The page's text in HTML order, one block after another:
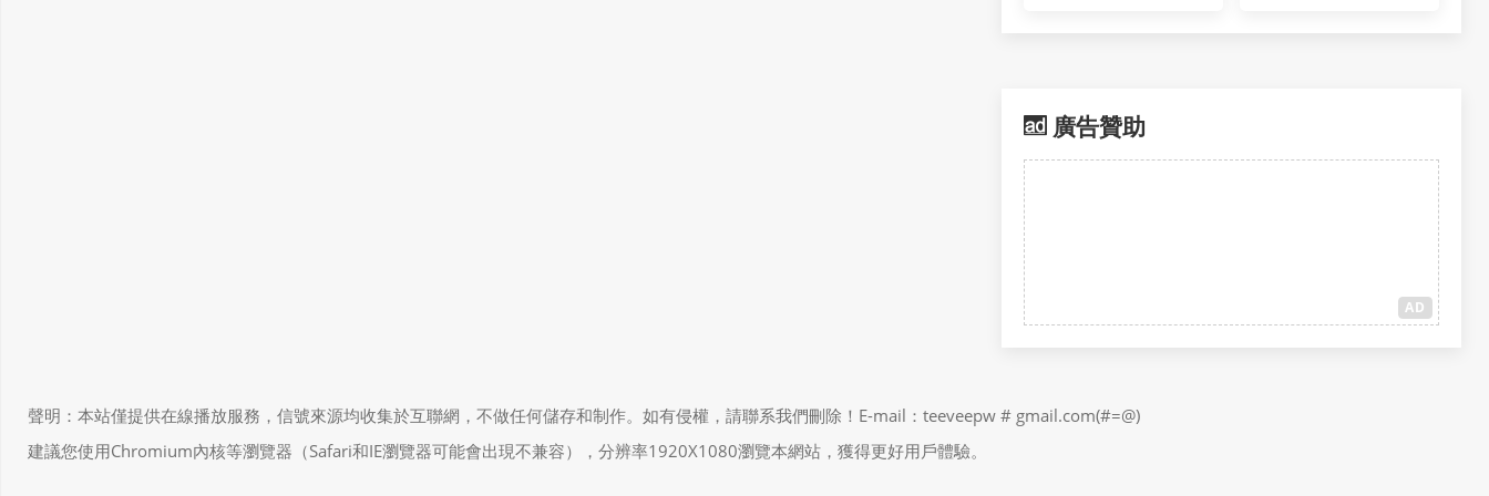
廣告贊助
AD
聲明：本站僅提供在線播放服務，信號來源均收集於互聯網，不做任何儲存和制作。如有侵權，請聯系我們刪除！E-mail：teeveepw # gmail.com(#=@)
建議您使用Chromium內核等瀏覽器（Safari和IE瀏覽器可能會出現不兼容），分辨率1920X1080瀏覽本網站，獲得更好用戶體驗。